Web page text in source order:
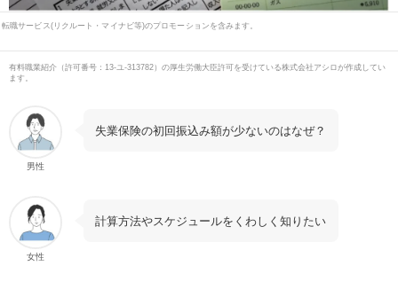
転職サービス(リクルート・マイナビ等)のプロモーションを含みます。
有料職業紹介（許可番号：13-ユ-313782）の厚生労働大臣許可を受けている株式会社アシロが作成してい
ます。
男性
失業保険の初回振込み額が少ないのはなぜ？
女性
計算方法やスケジュールをくわしく知りたい